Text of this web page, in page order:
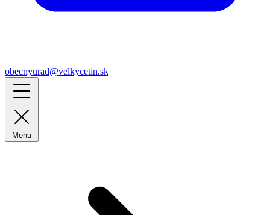
obecnyurad@velkycetin.sk
Menu